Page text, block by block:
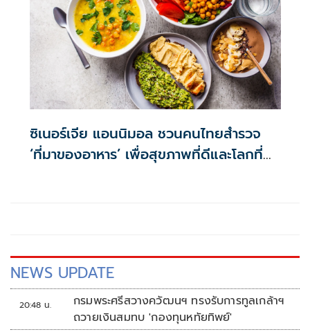
ซิเนอร์เจีย แอนนิมอล ชวนคนไทยสำรวจ
‘ที่มาของอาหาร’ เพื่อสุขภาพที่ดีและโลกที่
NEWS UPDATE
20:48 น.
กรมพระศรีสวางควัฒนฯ ทรงรับการทูลเกล้าฯ
ถวายเงินสมทบ 'กองทุนหทัยทิพย์'